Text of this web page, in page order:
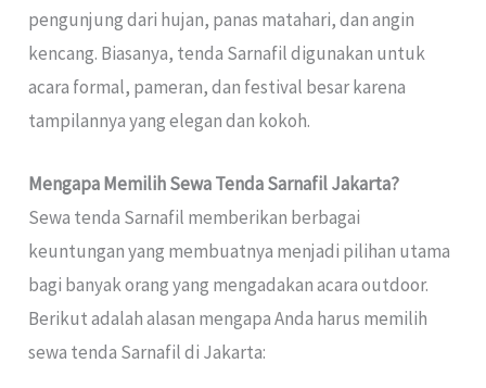
pengunjung dari hujan, panas matahari, dan angin
kencang. Biasanya, tenda Sarnafil digunakan untuk
acara formal, pameran, dan festival besar karena
tampilannya yang elegan dan kokoh.
Mengapa Memilih Sewa Tenda Sarnafil Jakarta?
Sewa tenda Sarnafil memberikan berbagai
keuntungan yang membuatnya menjadi pilihan utama
bagi banyak orang yang mengadakan acara outdoor.
Berikut adalah alasan mengapa Anda harus memilih
sewa tenda Sarnafil di Jakarta: